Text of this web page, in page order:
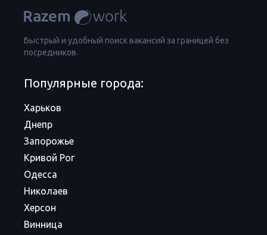
Быстрый и удобный поиск вакансий за границей без
посредников.
Популярные города:
Харьков
Днепр
Запорожье
Кривой Рог
Одесса
Николаев
Херсон
Винница